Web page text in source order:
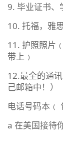
9. 毕业证书、
10. 托福，雅
11. 护照照片
带上﹚
12.最全的通
己邮箱中！）
电话号码本﹙
a 在美国接待